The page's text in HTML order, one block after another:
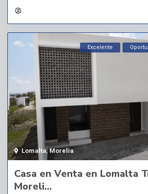
Lomalta,Morelia
Excelente
Casa en Venta en Lomalta
Moreli...